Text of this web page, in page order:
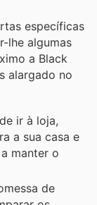
específicas
lhe algumas
a Black
alargado no
ir à loja,
a sua casa e
manter o
de